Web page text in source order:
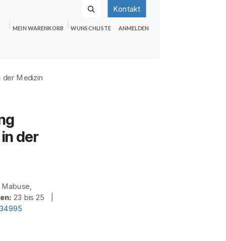
Kontakt
MEIN WARENKORB WUNSCHLISTE ANMELDEN
der Medizin
der
Mabuse,
23 bis 25 |